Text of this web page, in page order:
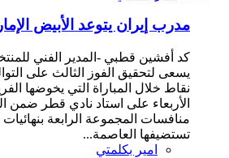
مدرب إيران يتوعد الأبيض
كد أفشين قطبي -المدير الفني
يسعى لتحقيق الفوز الثالث على
نقاط خلال المباراة التي يخوضها
الأربعاء على استاد نادي قطر ضمن
منافسات المجموعة الرابعة
تستضيفها العاصمة...
امير بكلمتي